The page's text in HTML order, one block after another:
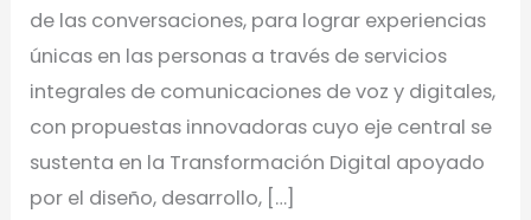
de las conversaciones, para lograr experiencias
únicas en las personas a través de servicios
integrales de comunicaciones de voz y digitales,
con propuestas innovadoras cuyo eje central se
sustenta en la Transformación Digital apoyado
por el diseño, desarrollo, […]